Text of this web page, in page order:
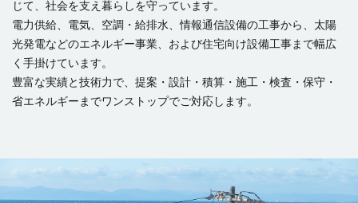
じて、社会を支え暮らしを守っています。
電力供給、電気、空調・給排水、情報通信設備の工事から、太陽
光発電などのエネルギー事業、および住宅向け設備工事まで幅広
く手掛けています。
豊富な実績と技術力で、提案・設計・積算・施工・検査・保守・
省エネルギーまでワンストップでご対応します。